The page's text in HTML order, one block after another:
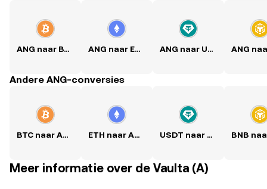
ANG naar BTC ANG naar ETH ANG naar USDT
Andere ANG-conversies
BTC naar ANG ETH naar ANG USDT naar ANG
Meer informatie over de Vaulta (A)